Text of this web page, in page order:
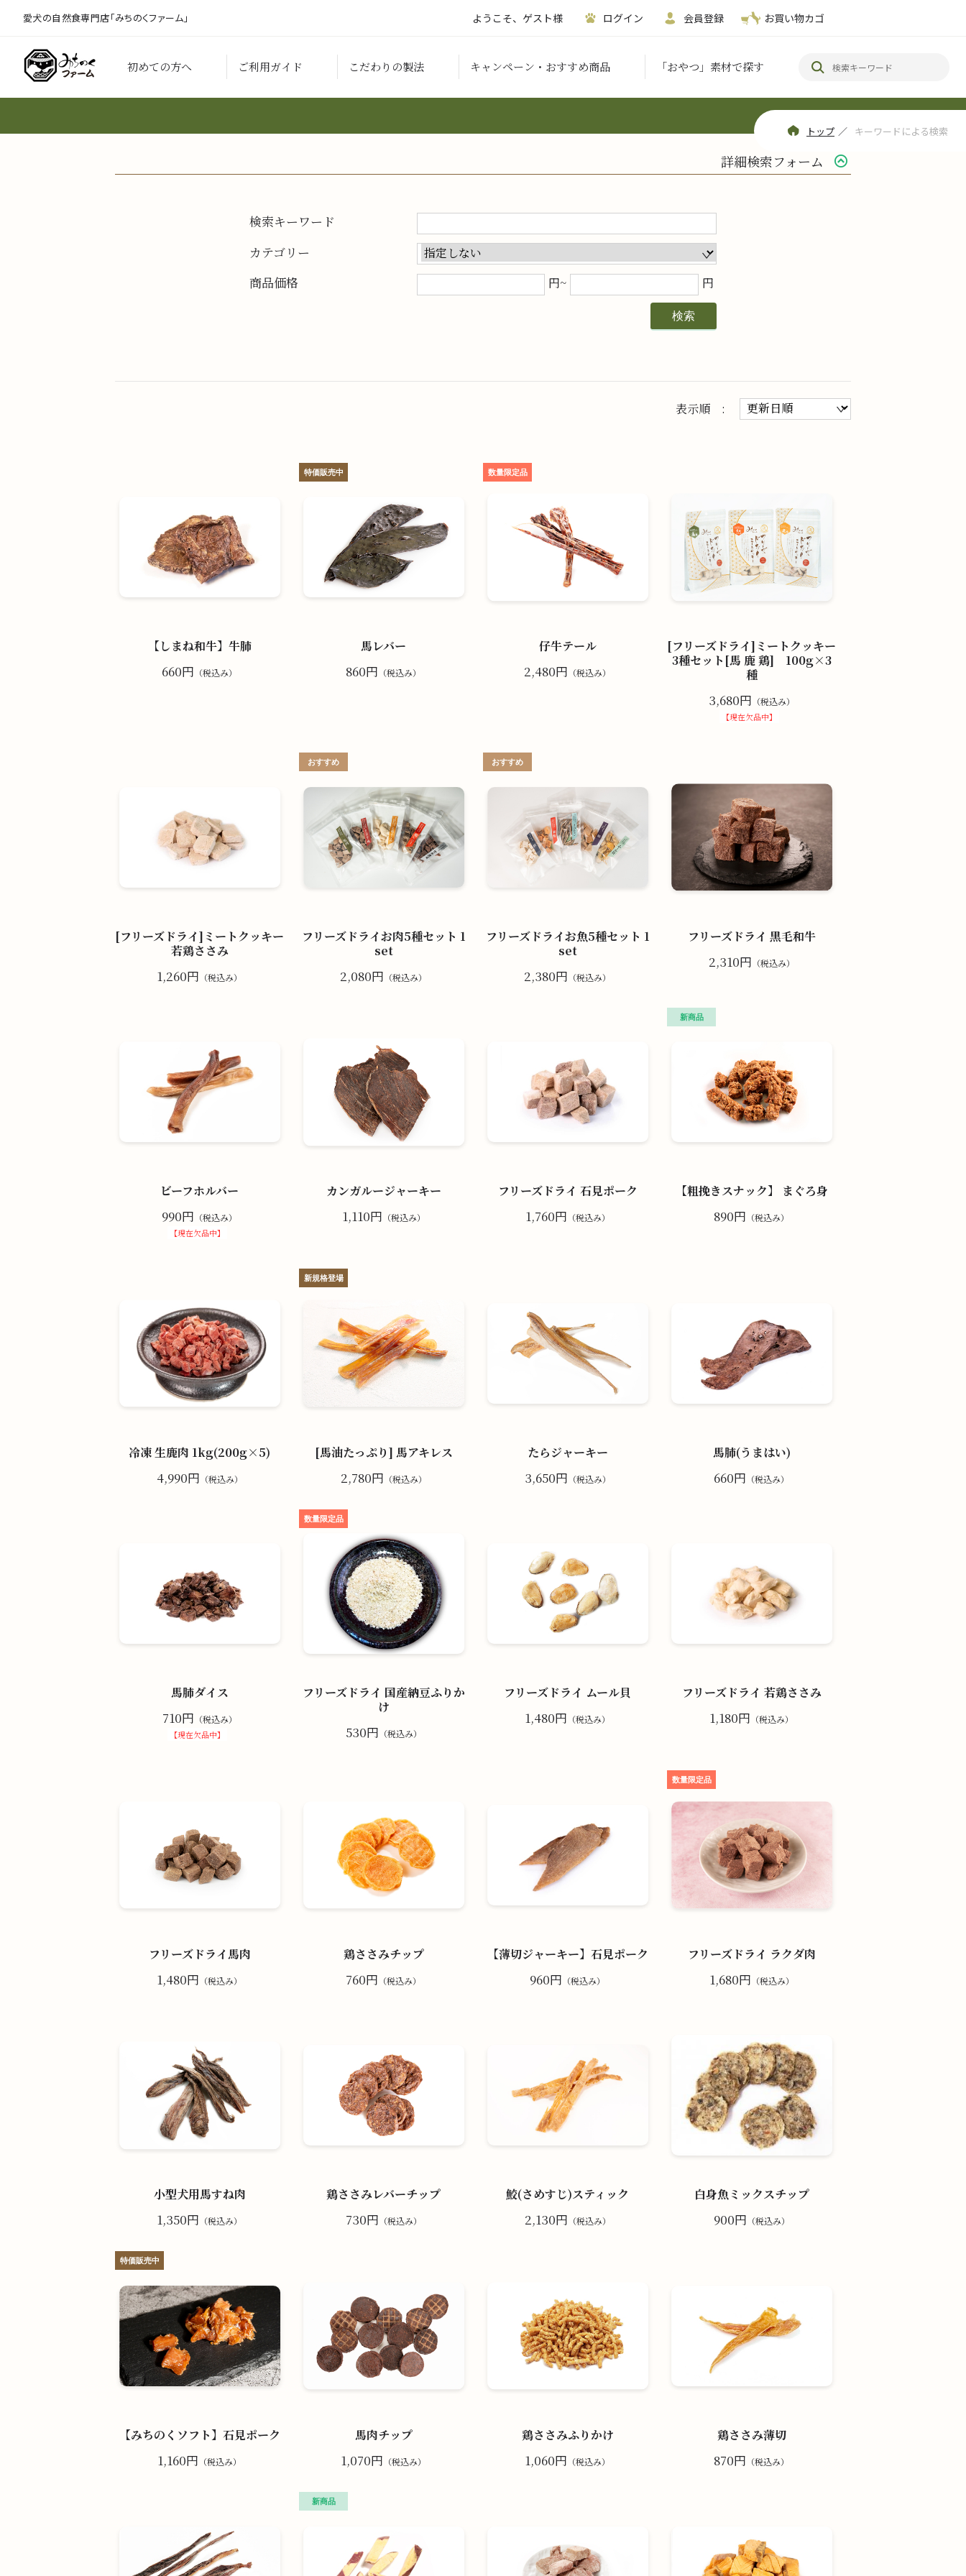
愛犬の自然食専門店「みちのくファーム」 ようこそ、ゲスト様 ログイン 会員登録 お買い物カゴ
初めての方へ ご利用ガイド こだわりの製法 キャンペーン・おすすめ商品 「おやつ」素材で探す
トップ ／ キーワードによる検索
詳細検索フォーム
検索キーワード
カテゴリー
商品価格
円~ 円
検索
表示順 :
【しまね和牛】牛肺
660円 （税込み）
馬レバー
860円 （税込み）
仔牛テール
2,480円 （税込み）
[フリーズドライ]ミートクッキー
3種セット[馬 鹿 鶏] 100g×3
種
3,680円 （税込み）
【現在欠品中】
[フリーズドライ]ミートクッキー
若鶏ささみ
1,260円 （税込み）
フリーズドライお肉5種セット 1
set
2,080円 （税込み）
フリーズドライお魚5種セット 1
set
2,380円 （税込み）
フリーズドライ 黒毛和牛
2,310円 （税込み）
ビーフホルバー
990円 （税込み）
【現在欠品中】
カンガルージャーキー
1,110円 （税込み）
フリーズドライ 石見ポーク
1,760円 （税込み）
【粗挽きスナック】 まぐろ身
890円 （税込み）
冷凍 生鹿肉 1kg(200g×5)
4,990円 （税込み）
[馬油たっぷり] 馬アキレス
2,780円 （税込み）
たらジャーキー
3,650円 （税込み）
馬肺(うまはい)
660円 （税込み）
馬肺ダイス
710円 （税込み）
【現在欠品中】
フリーズドライ 国産納豆ふりか
け
530円 （税込み）
フリーズドライ ムール貝
1,480円 （税込み）
フリーズドライ 若鶏ささみ
1,180円 （税込み）
フリーズドライ馬肉
1,480円 （税込み）
鶏ささみチップ
760円 （税込み）
【薄切ジャーキー】石見ポーク
960円 （税込み）
フリーズドライ ラクダ肉
1,680円 （税込み）
小型犬用馬すね肉
1,350円 （税込み）
鶏ささみレバーチップ
730円 （税込み）
鮫(さめすじ)スティック
2,130円 （税込み）
白身魚ミックスチップ
900円 （税込み）
【みちのくソフト】石見ポーク
1,160円 （税込み）
馬肉チップ
1,070円 （税込み）
鶏ささみふりかけ
1,060円 （税込み）
鶏ささみ薄切
870円 （税込み）